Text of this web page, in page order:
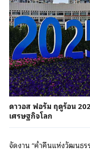
ดาวอส ฟอรัม ฤดูร้อน
เศรษฐกิจโลก
จัดงาน “ค่ำคืนแห่งวัฒนธ